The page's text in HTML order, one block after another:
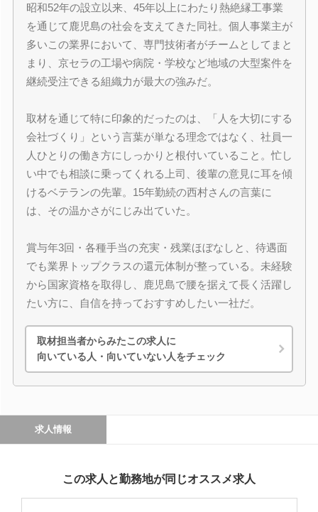
昭和52年の設立以来、45年以上にわたり熱絶縁工事業
を通じて鹿児島の社会を支えてきた同社。個人事業主が
多いこの業界において、専門技術者がチームとしてまと
まり、京セラの工場や病院・学校など地域の大型案件を
継続受注できる組織力が最大の強みだ。
取材を通じて特に印象的だったのは、「人を大切にする
会社づくり」という言葉が単なる理念ではなく、社員一
人ひとりの働き方にしっかりと根付いていること。忙し
い中でも相談に乗ってくれる上司、後輩の意見に耳を傾
けるベテランの先輩。15年勤続の西村さんの言葉に
は、その温かさがにじみ出ていた。
賞与年3回・各種手当の充実・残業ほぼなしと、待遇面
でも業界トップクラスの還元体制が整っている。未経験
から国家資格を取得し、鹿児島で腰を据えて長く活躍し
たい方に、自信を持っておすすめしたい一社だ。
取材担当者からみたこの求人に
向いている人・向いていない人をチェック
求人情報
この求人と勤務地が同じオススメ求人